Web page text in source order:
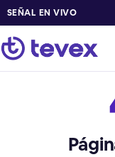
SEÑAL EN VIVO